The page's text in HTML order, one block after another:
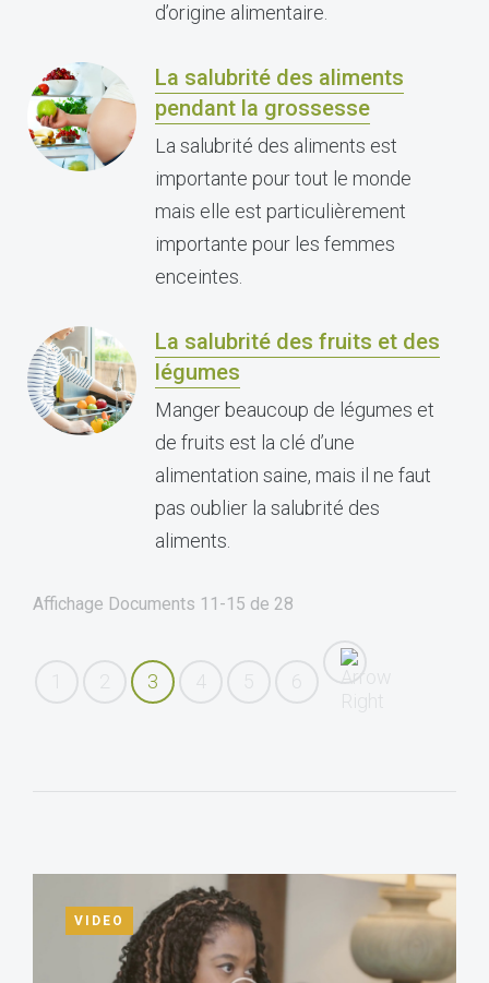
d’origine alimentaire.
La salubrité des aliments
pendant la grossesse
La salubrité des aliments est
importante pour tout le monde
mais elle est particulièrement
importante pour les femmes
enceintes.
La salubrité des fruits et des
légumes
Manger beaucoup de légumes et
de fruits est la clé d’une
alimentation saine, mais il ne faut
pas oublier la salubrité des
aliments.
Affichage Documents 11-15 de 28
3
VIDEO